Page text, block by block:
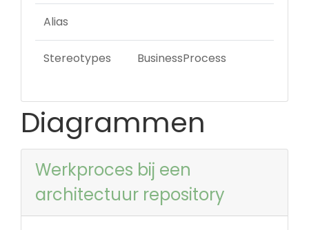
Alias
Stereotypes BusinessProcess
Diagrammen
Werkproces bij een
architectuur repository